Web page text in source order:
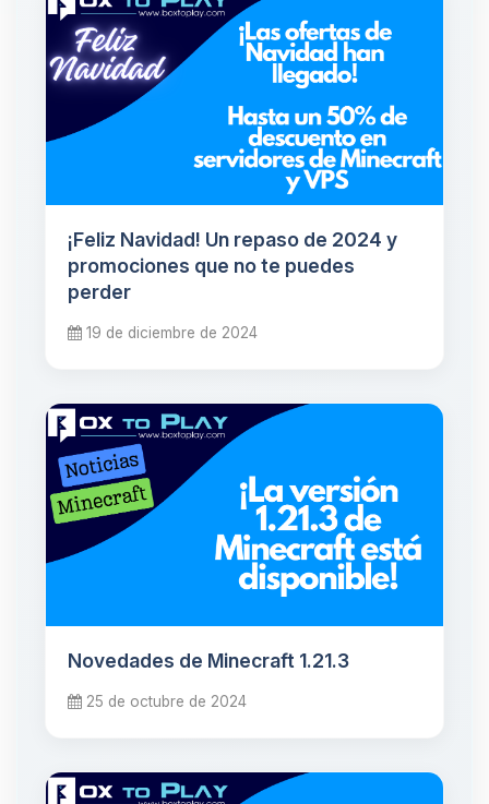
¡Feliz Navidad! Un repaso de 2024 y
promociones que no te puedes
perder
19 de diciembre de 2024
Novedades de Minecraft 1.21.3
25 de octubre de 2024